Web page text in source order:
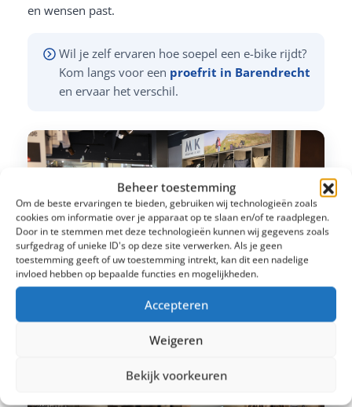
Beheer toestemming
Om de beste ervaringen te bieden, gebruiken wij technologieën zoals
cookies om informatie over je apparaat op te slaan en/of te raadplegen.
Door in te stemmen met deze technologieën kunnen wij gegevens zoals
surfgedrag of unieke ID's op deze site verwerken. Als je geen
toestemming geeft of uw toestemming intrekt, kan dit een nadelige
invloed hebben op bepaalde functies en mogelijkheden.
Accepteren
Weigeren
Bekijk voorkeuren
en wensen past.
Wil je zelf ervaren hoe soepel een e-bike rijdt?
Kom langs voor een proefrit in Barendrecht
en ervaar het verschil.